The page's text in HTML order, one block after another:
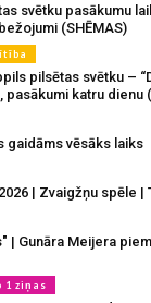
svētku pasākumu
(SHĒMAS)
pilsētas svētku –
pasākumi katru dienu
gaidāms vēsāks laiks
| Zvaigžņu spēle |
| Gunāra Meijera
1 ziņas